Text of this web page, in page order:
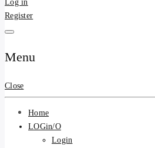
บ้าน รับลงประ
รับลงเว็บขายบ้
รับโพสบ้าน ที่ดิ
บ้าน
บ้าน โพสบ้าน ขายที่ดิน SEO อสังหา ราคา
Log in
Register
Menu
Close
Home
LOGin/O
Login